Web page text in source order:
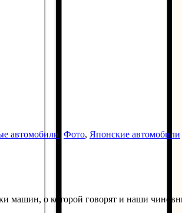
автомобили Фото, Японские автомобили
машин, о которой говорят и наши